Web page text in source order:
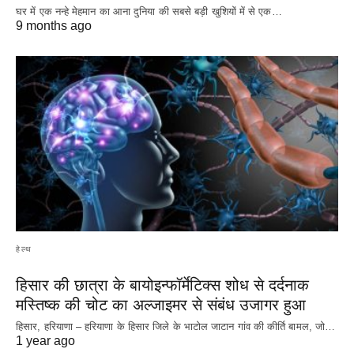
घर में एक नन्हे मेहमान का आना दुनिया की सबसे बड़ी खुशियों में से एक…
9 months ago
हेल्थ
हिसार की छात्रा के बायोइन्फॉर्मेटिक्स शोध से दर्दनाक
मस्तिष्क की चोट का अल्जाइमर से संबंध उजागर हुआ
हिसार, हरियाणा – हरियाणा के हिसार जिले के भाटोल जाटान गांव की कीर्ति बामल, जो…
1 year ago